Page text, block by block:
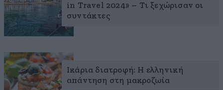
in Travel 2024» – Τι ξεχώρισαν οι
συντάκτες
Ικάρια διατροφή: Η ελληνική
απάντηση στη μακροζωία